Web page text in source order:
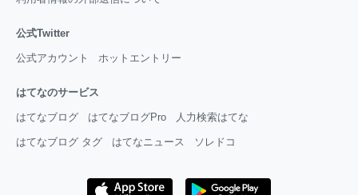
公式Twitter
公式アカウント ホットエントリー
はてなのサービス
はてなブログ はてなブログPro 人力検索はてな
はてなブログ タグ はてなニュース ソレドコ